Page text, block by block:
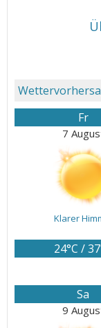
Fr
7
Klarer
24°C /
Sa
9